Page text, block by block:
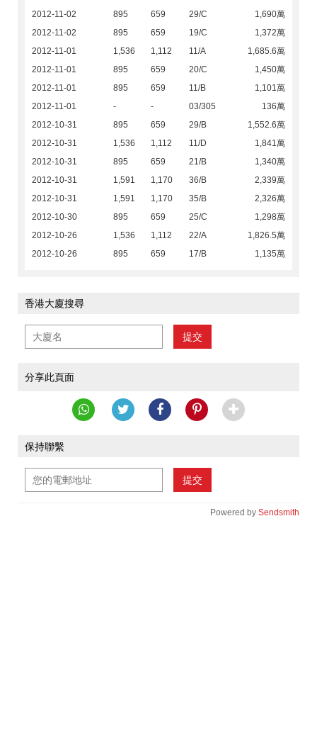
2012-11-02
895 659 29/C
1,690萬
2012-11-02
895 659 19/C
1,372萬
2012-11-01
1,536 1,112 11/A
1,685.6萬
2012-11-01
895 659 20/C
1,450萬
2012-11-01
895 659 11/B
1,101萬
2012-11-01
- - 03/305
136萬
2012-10-31
895 659 29/B
1,552.6萬
2012-10-31
1,536 1,112 11/D
1,841萬
2012-10-31
895 659 21/B
1,340萬
2012-10-31
1,591 1,170 36/B
2,339萬
2012-10-31
1,591 1,170 35/B
2,326萬
2012-10-30
895 659 25/C
1,298萬
2012-10-26
1,536 1,112 22/A
1,826.5萬
2012-10-26
895 659 17/B 1,135萬
香港大廈搜尋
提交
分享此頁面
保持聯繫
提交
Powered by Sendsmith